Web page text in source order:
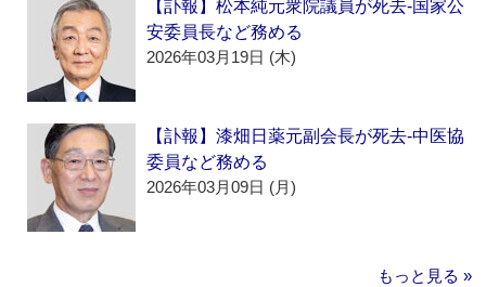
【訃報】松本純元衆院議員が死去‐国家公
安委員長など務める
2026年03月19日 (木)
【訃報】漆畑日薬元副会長が死去‐中医協
委員など務める
2026年03月09日 (月)
もっと見る »